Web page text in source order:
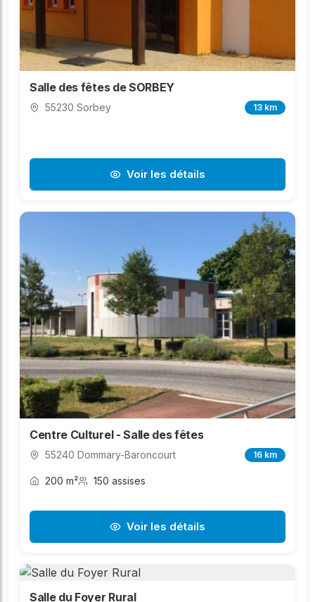
Salle des fêtes de SORBEY
55230 Sorbey 13 km
Voir les détails
Centre Culturel - Salle des fêtes
55240 Dommary-Baroncourt 16 km
200 m² 150 assises
Voir les détails
Salle du Foyer Rural